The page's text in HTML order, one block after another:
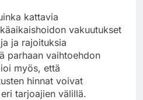
kattavia
vakuutukset
ja rajoituksia
parhaan vaihtoehdon
myös, että
hinnat voivat
tarjoajien välillä.